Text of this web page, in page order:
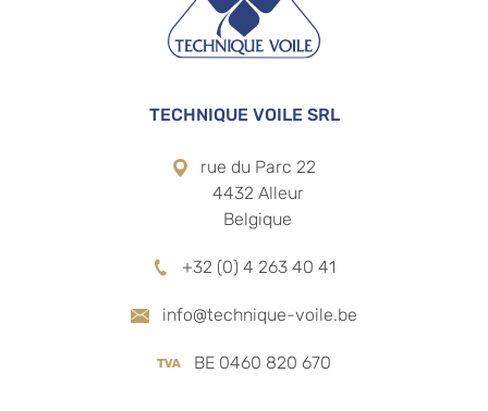
TECHNIQUE VOILE SRL
rue du Parc 22
4432 Alleur
Belgique
+32 (0) 4 263 40 41
info@technique-voile.be
BE 0460 820 670